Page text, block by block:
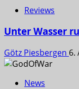
Reviews
Unter Wasser
Götz Piesbergen 6.
News